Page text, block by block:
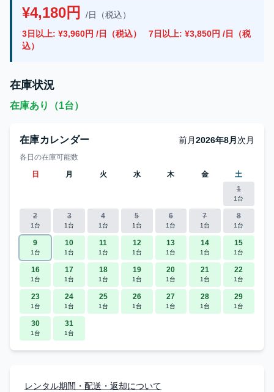
¥4,180円
/日（税込）
3日以上: ¥3,960円 /日（税込）
7日以上: ¥3,850円 /日（税
込）
在庫状況
在庫あり（1台）
在庫カレンダー 前月2026年8月 次月
各日の在庫可能数
日
月 火 水 木 金
土
1
1台
2
1台
3
1台
4
1台
5
1台
6
1台
7
1台
8
1台
9
1台
10
1台
11
1台
12
1台
13
1台
14
1台
15
1台
16
1台
17
1台
18
1台
19
1台
20
1台
21
1台
22
1台
23
1台
24
1台
25
1台
26
1台
27
1台
28
1台
29
1台
30
1台
31
1台
レンタル期間・配送・返却について